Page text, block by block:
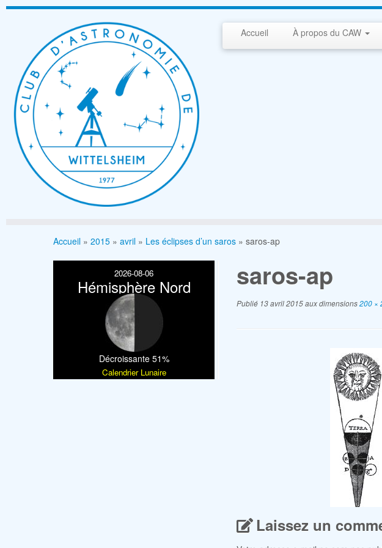
Passer
Accueil À propos du CAW
Accueil » 2015 » avril » Les éclipses d’un saros » saros-ap
2026-08-06
Hémisphère Nord
Décroissante 51%
Calendrier Lunaire
saros-ap
Publié 13 avril 2015aux dimensions200 ×
Laissez un